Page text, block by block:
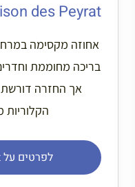
des Peyrat
בריכה מחוממת
אך החזרה
הקלוריות
לפרטים על Maison des Peyrat